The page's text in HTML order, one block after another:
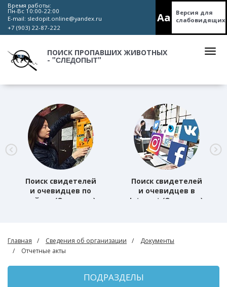
Время работы:
Пн-Вс 10:00-22:00
E-mail: sledopit.online@yandex.ru
+7 (903) 22-87-222
Aa
Версия для
слабовидящих
ПОИСК ПРОПАВШИХ ЖИВОТНЫХ
- "СЛЕДОПЫТ"
Поиск свидетелей
и очевидцев по
району (Основная)
Поиск свидетелей
и очевидцев в
Internet (Основная)
Главная Сведения об организации
Документы
Отчетные акты
ПОДРАЗДЕЛЫ